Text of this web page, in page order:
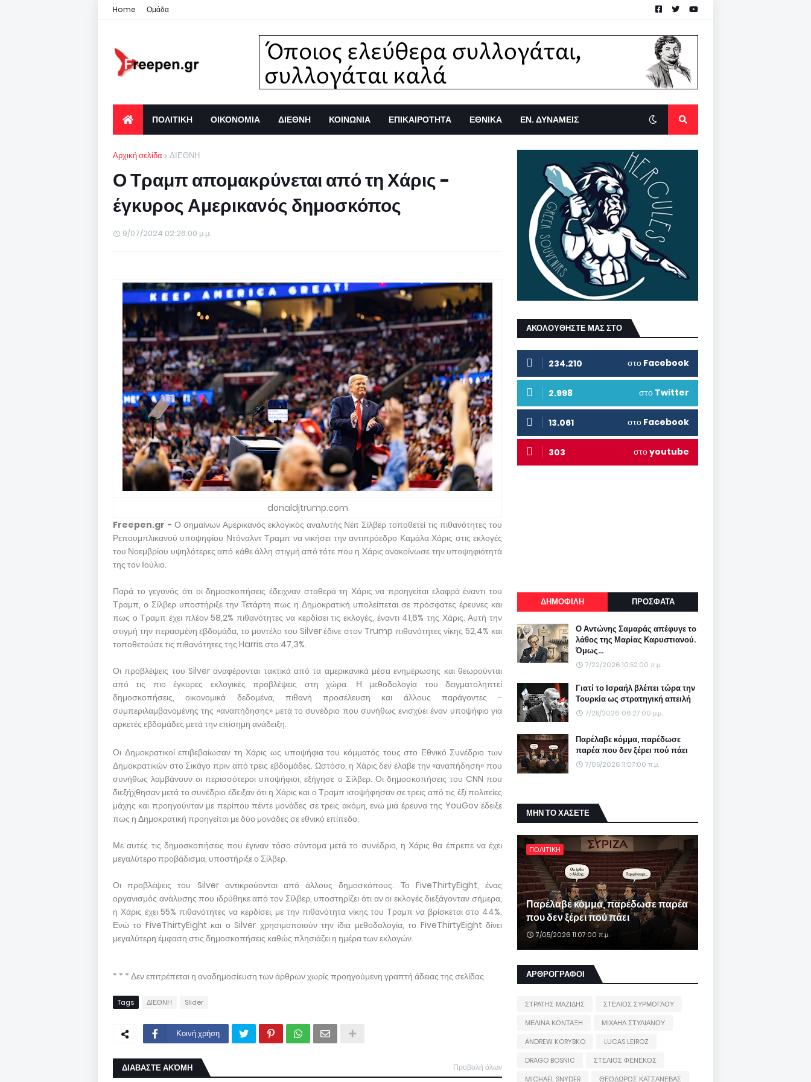
Home Ομάδα
ΠΟΛΙΤΙΚΗ ΟΙΚΟΝΟΜΙΑ ΔΙΕΘΝΗ ΚΟΙΝΩΝΙΑ ΕΠΙΚΑΙΡΟΤΗΤΑ ΕΘΝΙΚΑ ΕΝ. ΔΥΝΑΜΕΙΣ
Αρχική σελίδα ΔΙΕΘΝΗ
Ο Τραμπ απομακρύνεται από τη Χάρις -
έγκυρος Αμερικανός δημοσκόπος
9/07/2024 02:26:00 μ.μ.
donaldjtrump.com
Freepen.gr - Ο σημαίνων Αμερικανός εκλογικός αναλυτής Νέιτ Σίλβερ τοποθετεί τις πιθανότητες του
Ρεπουμπλικανού υποψηφίου Ντόναλντ Τραμπ να νικήσει την αντιπρόεδρο Καμάλα Χάρις στις εκλογές
του Νοεμβρίου υψηλότερες από κάθε άλλη στιγμή από τότε που η Χάρις ανακοίνωσε την υποψηφιότητά
της τον Ιούλιο.
Παρά το γεγονός ότι οι δημοσκοπήσεις έδειχναν σταθερά τη Χάρις να προηγείται ελαφρά έναντι του
Τραμπ, ο Σίλβερ υποστήριξε την Τετάρτη πως η Δημοκρατική υπολείπεται σε πρόσφατες έρευνες και
πως ο Τραμπ έχει πλέον 58,2% πιθανότητες να κερδίσει τις εκλογές, έναντι 41,6% της Χάρις. Αυτή την
στιγμή την περασμένη εβδομάδα, το μοντέλο του Silver έδινε στον Trump πιθανότητες νίκης 52,4% και
τοποθετούσε τις πιθανότητες της Harris στο 47,3%.
Οι προβλέψεις του Silver αναφέρονται τακτικά από τα αμερικανικά μέσα ενημέρωσης και θεωρούνται
από τις πιο έγκυρες εκλογικές προβλέψεις στη χώρα. Η μεθοδολογία του δειγματοληπτεί
δημοσκοπήσεις, οικονομικά δεδομένα, πιθανή προσέλευση και άλλους παράγοντες -
συμπεριλαμβανομένης της «αναπήδησης» μετά το συνέδριο που συνήθως ενισχύει έναν υποψήφιο για
αρκετές εβδομάδες μετά την επίσημη ανάδειξη.
Οι Δημοκρατικοί επιβεβαίωσαν τη Χάρις ως υποψήφια του κόμματός τους στο Εθνικό Συνέδριο των
Δημοκρατικών στο Σικάγο πριν από τρεις εβδομάδες. Ωστόσο, η Χάρις δεν έλαβε την «αναπήδηση» που
συνήθως λαμβάνουν οι περισσότεροι υποψήφιοι, εξήγησε ο Σίλβερ. Οι δημοσκοπήσεις του CNN που
διεξήχθησαν μετά το συνέδριο έδειξαν ότι η Χάρις και ο Τραμπ ισοψήφησαν σε τρεις από τις έξι πολιτείες
μάχης και προηγούνταν με περίπου πέντε μονάδες σε τρεις ακόμη, ενώ μια έρευνα της YouGov έδειξε
πως η Δημοκρατική προηγείται με δύο μονάδες σε εθνικό επίπεδο.
Με αυτές τις δημοσκοπήσεις που έγιναν τόσο σύντομα μετά το συνέδριο, η Χάρις θα έπρεπε να έχει
μεγαλύτερο προβάδισμα, υποστήριξε ο Σίλβερ.
Οι προβλέψεις του Silver αντικρούονται από άλλους δημοσκόπους. Το FiveThirtyEight, ένας
οργανισμός ανάλυσης που ιδρύθηκε από τον Σίλβερ, υποστηρίζει ότι αν οι εκλογές διεξάγονταν σήμερα,
η Χάρις έχει 55% πιθανότητες να κερδίσει, με την πιθανότητα νίκης του Τραμπ να βρίσκεται στο 44%.
Ενώ το FiveThirtyEight και ο Silver χρησιμοποιούν την ίδια μεθοδολογία, το FiveThirtyEight δίνει
μεγαλύτερη έμφαση στις δημοσκοπήσεις καθώς πλησιάζει η ημέρα των εκλογών.
* * * Δεν επιτρέπεται η αναδημοσίευση των άρθρων χωρίς προηγούμενη γραπτή άδειας της σελίδας
Tags ΔΙΕΘΝΗ Slider
Κοινή χρήση
ΔΙΑΒΑΣΤΕ ΑΚΌΜΗ Προβολή όλων
ΑΚΟΛΟΥΘΗΣΤΕ ΜΑΣ ΣΤΟ
234.210 στο Facebook
2.998 στο Twitter
13.061 στο Facebook
303 στοyoutube
ΔΗΜΟΦΙΛΗ ΠΡΟΣΦΑΤΑ
Ο Αντώνης Σαμαράς απέφυγε το
λάθος της Μαρίας Καρυστιανού.
Όμως...
7/22/2026 10:52:00 π.μ.
Γιατί το Ισραήλ βλέπει τώρα την
Τουρκία ως στρατηγική απειλή
7/25/2026 06:27:00 μ.μ.
Παρέλαβε κόμμα, παρέδωσε
παρέα που δεν ξέρει πού πάει
7/05/2026 11:07:00 π.μ.
ΜΗΝ ΤΟ ΧΑΣΕΤΕ
ΠΟΛΙΤΙΚΗ
Παρέλαβε κόμμα, παρέδωσε παρέα
που δεν ξέρει πού πάει
7/05/2026 11:07:00 π.μ.
ΑΡΘΡΟΓΡΑΦΟΙ
ΣΤΡΑΤΗΣ ΜΑΖΙΔΗΣ
ΣΤΕΛΙΟΣ ΣΥΡΜΟΓΛΟΥ
ΜΕΛΙΝΑ ΚΟΝΤΑΞΗ
ΜΙΧΑΗΛ ΣΤΥΛΙΑΝΟΥ
ANDREW KORYBKO
LUCAS LEIROZ
DRAGO BOSNIC
ΣΤΕΛΙΟΣ ΦΕΝΕΚΟΣ
MICHAEL SNYDER
ΘΕΟΔΩΡΟΣ ΚΑΤΣΑΝΕΒΑΣ